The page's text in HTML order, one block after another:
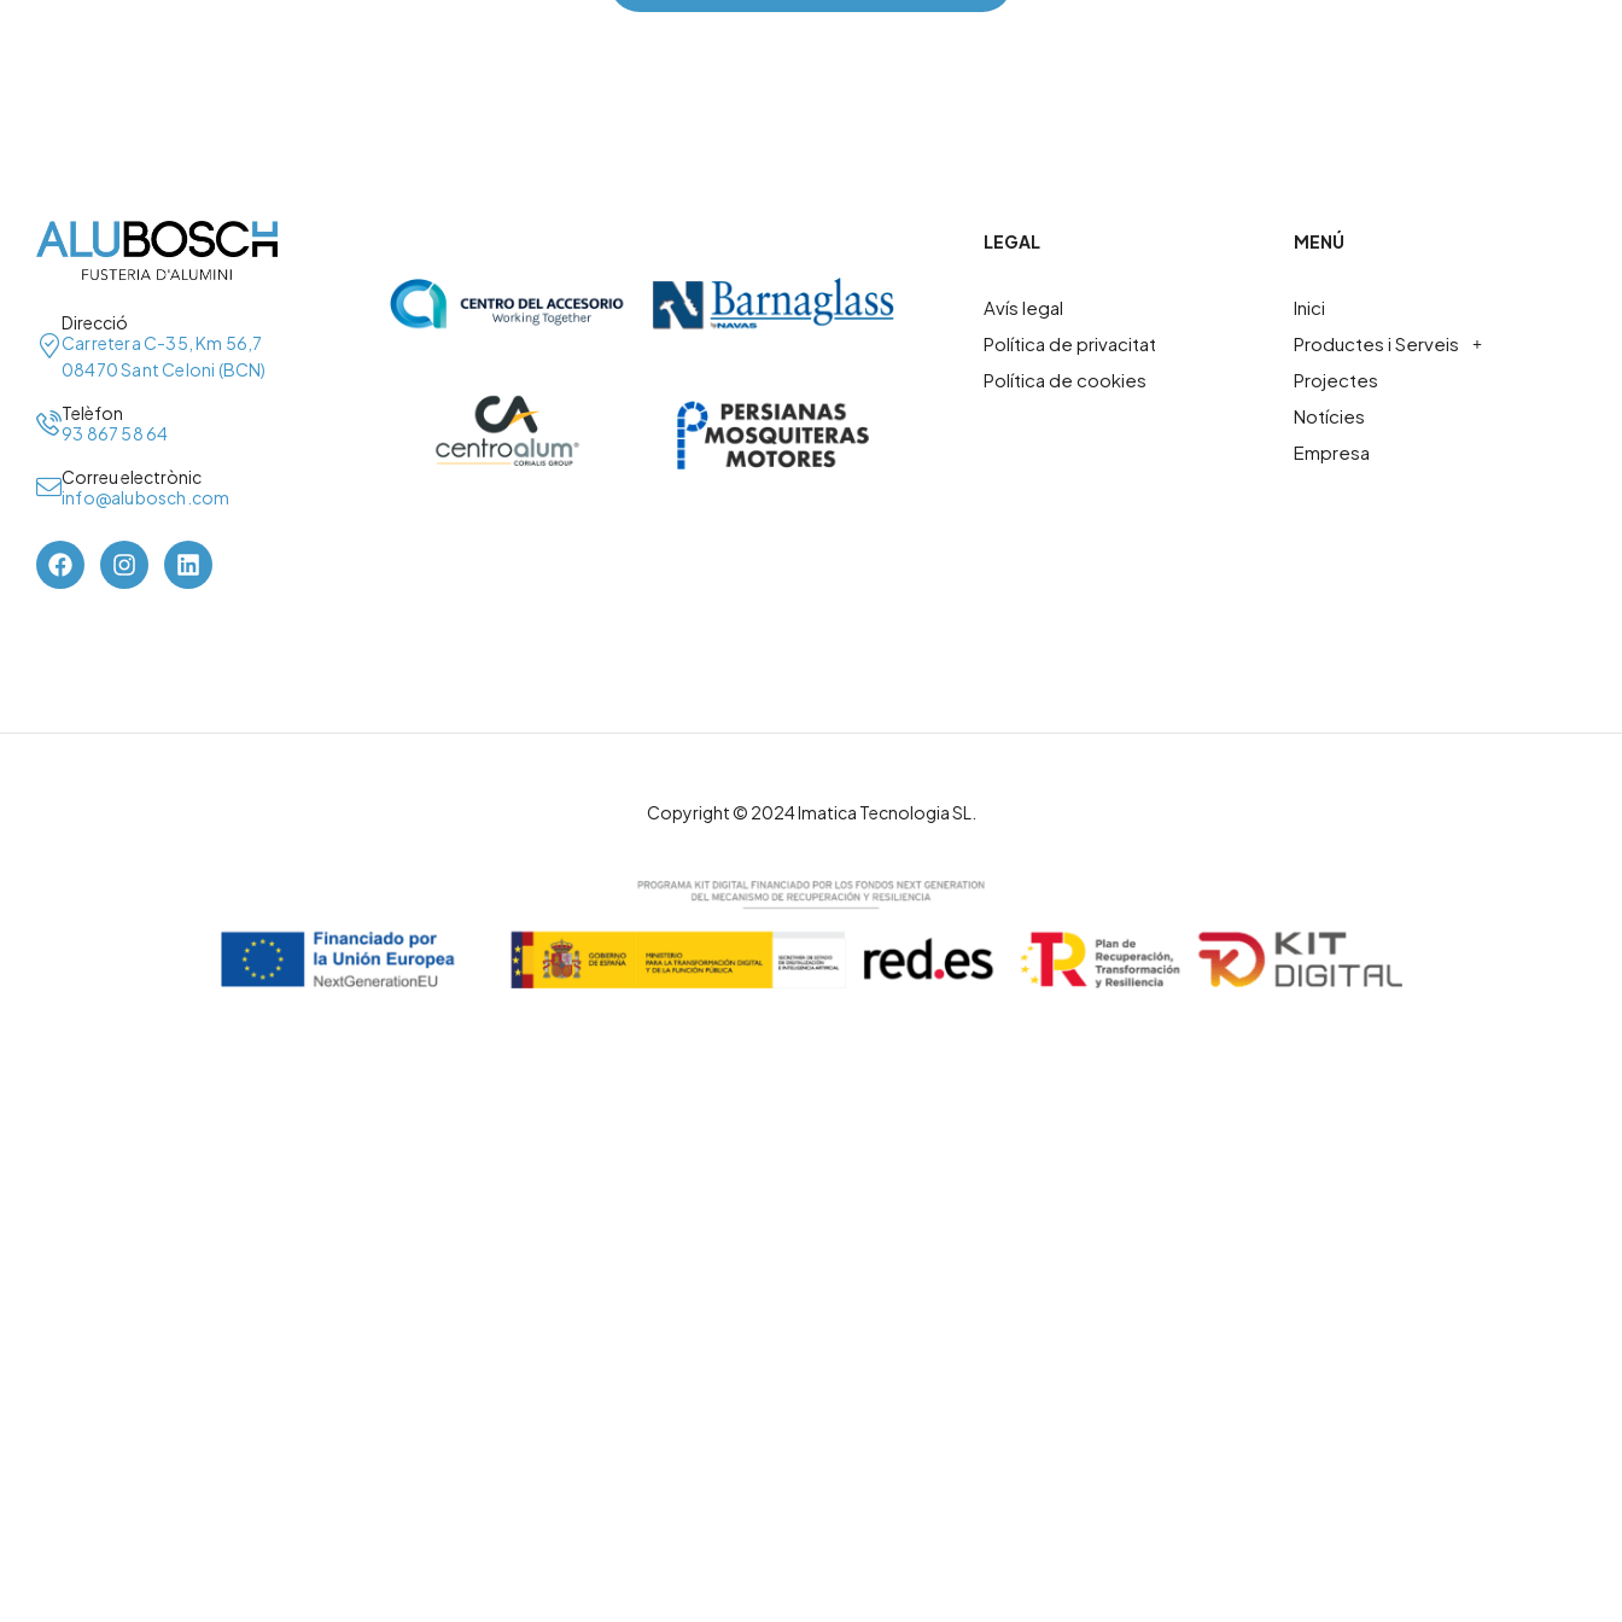
Direcció
Carretera C-35, Km 56,7
08470 Sant Celoni (BCN)
Telèfon
93 867 58 64
Correu electrònic
info@alubosch.com
LEGAL
Avís legal
Política de privacitat
Política de cookies
MENÚ
Inici
Productes i Serveis
Projectes
Notícies
Empresa
Copyright © 2024 Imatica Tecnologia SL.